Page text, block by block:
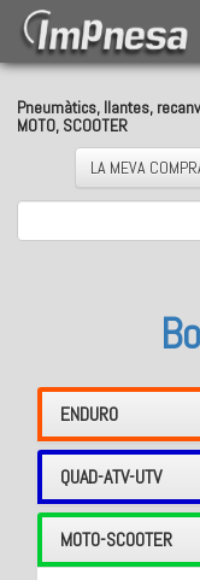
Pneumàtics, llantes,
MOTO, SCOOTER
LA MEVA
ENDURO
QUAD-ATV-UTV
MOTO-SCOOTER